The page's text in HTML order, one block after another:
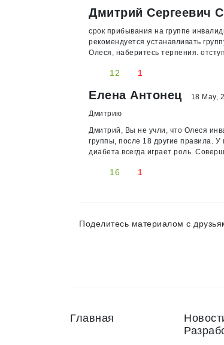
Дмитрий Сергеевич
срок прибывания на группе
рекомендуется устанавливать
Олеся, наберитесь терпения.
12 1
Елена Антонец
18 May,
Дмитрию
Дмитрий, Вы не учли, что Олеся
группы, после 18 другие правила.
диабета всегда играет роль.
16 1
Поделитесь материалом с
Главная